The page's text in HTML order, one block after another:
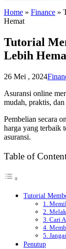
Home » Finance »
Hemat
Tutorial
Lebih
26 Mei , 2024
Asuransi online
mudah, praktis,
Pembelian secara
harga yang terbaik
asuransi.
Table of
Tutorial
1.
2.
3. Cari
4.
5.
Penutup